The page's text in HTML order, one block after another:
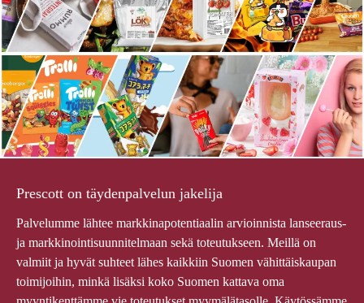
Prescott on täydenpalvelun jakelija
Palvelumme lähtee markkinapotentiaalin arvioinnista lanseeraus-
ja markkinointisuunnitelmaan sekä toteutukseen. Meillä on
valmiit ja hyvät suhteet lähes kaikkiin Suomen vähittäiskaupan
toimijoihin, minkä lisäksi koko Suomen kattava oma